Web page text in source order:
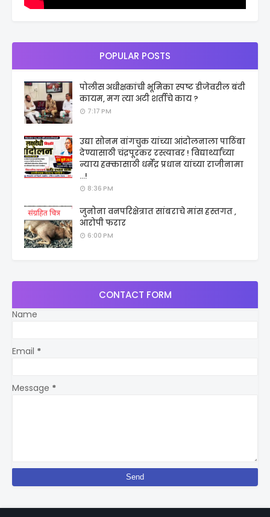
POPULAR POSTS
पोलीस अधीक्षकांची भूमिका स्पष्ट डीजेवरील बंदी
कायम, मग त्या अटी शर्तीचे काय ?
7:17 PM
उद्या सोनम वांगचुक यांच्या आंदोलनाला पाठिंबा
देण्यासाठी चंद्रपूरकर रस्त्यावर ! विद्यार्थ्यांच्या
न्याय हक्कासाठी धर्मेंद्र प्रधान यांच्या राजीनामा
...!
8:36 PM
जुनोना वनपरिक्षेत्रात सांबराचे मांस हस्तगत ,
आरोपी फरार
6:00 PM
CONTACT FORM
Name
Email *
Message *